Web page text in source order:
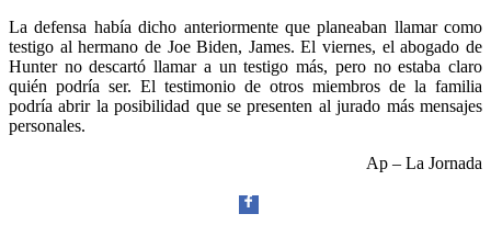
La defensa había dicho anteriormente que planeaban llamar como
testigo al hermano de Joe Biden, James. El viernes, el abogado de
Hunter no descartó llamar a un testigo más, pero no estaba claro
quién podría ser. El testimonio de otros miembros de la familia
podría abrir la posibilidad que se presenten al jurado más mensajes
personales.
Ap – La Jornada